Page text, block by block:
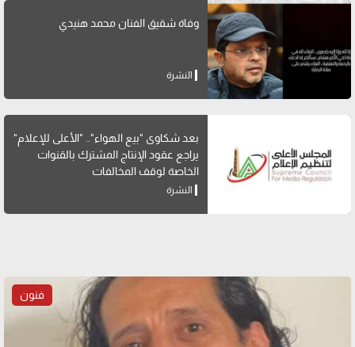
وفاة شقيق الفنان محمد هنيدي
النشرة
بعد شكاوى "بيع الهواء".. "الأعلى للإعلام"
يراجع عقود الإنتاج المشترك بالقنوات
الخاصة لوقف المخالفات
النشرة
فنون